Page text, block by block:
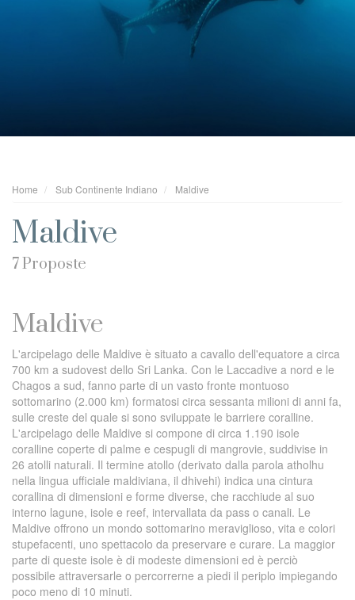
Home Sub Continente Indiano Maldive
Maldive
7 Proposte
Maldive
L'arcipelago delle Maldive è situato a cavallo dell'equatore a circa
700 km a sudovest dello Sri Lanka. Con le Laccadive a nord e le
Chagos a sud, fanno parte di un vasto fronte montuoso
sottomarino (2.000 km) formatosi circa sessanta milioni di anni fa,
sulle creste del quale si sono sviluppate le barriere coralline.
L'arcipelago delle Maldive si compone di circa 1.190 isole
coralline coperte di palme e cespugli di mangrovie, suddivise in
26 atolli naturali. Il termine atollo (derivato dalla parola atholhu
nella lingua ufficiale maldiviana, il dhivehi) indica una cintura
corallina di dimensioni e forme diverse, che racchiude al suo
interno lagune, isole e reef, intervallata da pass o canali. Le
Maldive offrono un mondo sottomarino meraviglioso, vita e colori
stupefacenti, uno spettacolo da preservare e curare. La maggior
parte di queste isole è di modeste dimensioni ed è perciò
possibile attraversarle o percorrerne a piedi il periplo impiegando
poco meno di 10 minuti.